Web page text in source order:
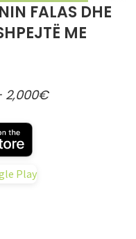
FALAS DHE
ME
2,000€